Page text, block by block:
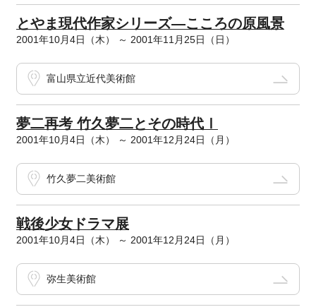
とやま現代作家シリーズ―こころの原風景
2001年10月4日（木） ～ 2001年11月25日（日）
富山県立近代美術館
夢二再考 竹久夢二とその時代Ⅰ
2001年10月4日（木） ～ 2001年12月24日（月）
竹久夢二美術館
戦後少女ドラマ展
2001年10月4日（木） ～ 2001年12月24日（月）
弥生美術館